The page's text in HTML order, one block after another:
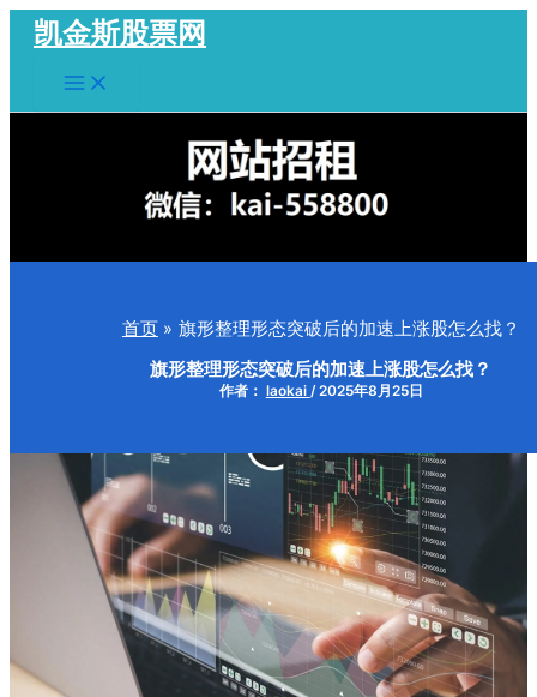
容
凯金斯股票网
Main
Menu
首页 旗形整理形态突破后的加速上涨股怎么找？
旗形整理形态突破后的加速上涨股怎么找？
作者： laokai /2025年8月25日